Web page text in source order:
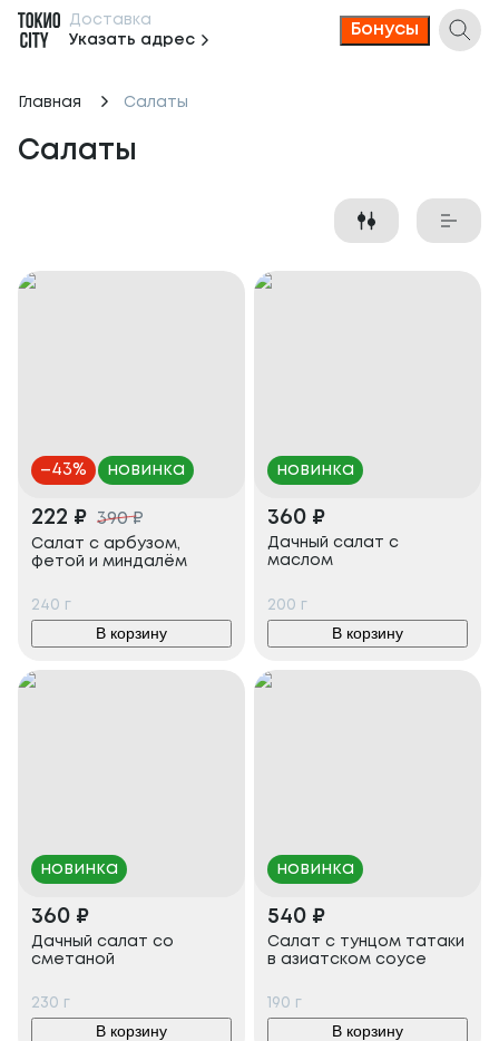
Доставка
Указать адрес
Бонусы
Главная Салаты
Салаты
–43% новинка
222 ₽ 390₽
Салат с арбузом,
фетой и миндалём
240 г
В корзину
новинка
360 ₽
Дачный салат с
маслом
200 г
В корзину
новинка
360 ₽
Дачный салат со
сметаной
230 г
В корзину
новинка
540 ₽
Салат с тунцом татаки
в азиатском соусе
190 г
В корзину